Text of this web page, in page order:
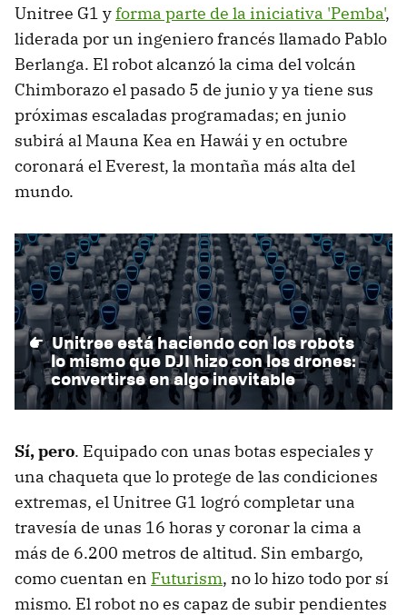
Unitree G1 yforma parte de la iniciativa 'Pemba',
liderada por un ingeniero francés llamado Pablo
Berlanga. El robot alcanzó la cima del volcán
Chimborazo el pasado 5 de junio y ya tiene sus
próximas escaladas programadas; en junio
subirá al Mauna Kea en Hawái y en octubre
coronará el Everest, la montaña más alta del
mundo.
Unitree está haciendo con los robots
lo mismo que DJI hizo con los drones:
convertirse en algo inevitable
Sí, pero. Equipado con unas botas especiales y
una chaqueta que lo protege de las condiciones
extremas, el Unitree G1 logró completar una
travesía de unas 16 horas y coronar la cima a
más de 6.200 metros de altitud. Sin embargo,
como cuentan en Futurism, no lo hizo todo por sí
mismo. El robot no es capaz de subir pendientes